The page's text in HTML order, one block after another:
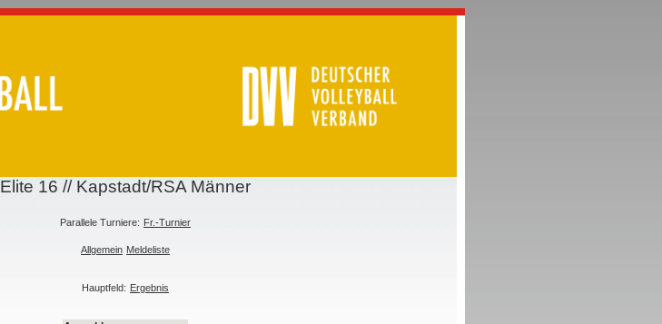
Elite 16 // Kapstadt/RSA Männer
Parallele Turniere: Fr.-Turnier
Allgemein Meldeliste
Hauptfeld: Ergebnis